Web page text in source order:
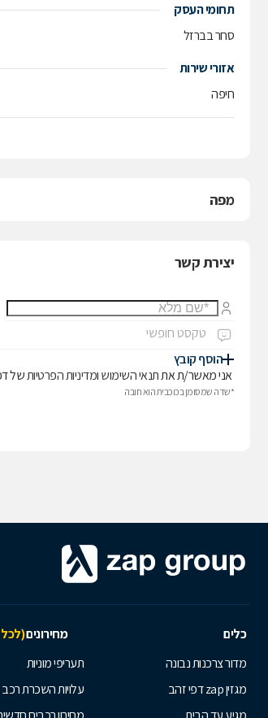
תחומי העסק
סחר בברזל
אזורי שירות
חיפה
מפה
יצירת קשר
הוסף קובץ
אני מאשר/ת אתתנאי השימושומדיניות הפרטיותשל
*שדה שמסומן בכוכבית הוא חובה
כלים מחירונים(לכל
מדור צרכנות נבונה
מגזין zap דפי זהב
תעריפי מוניות
עלויות השכרת